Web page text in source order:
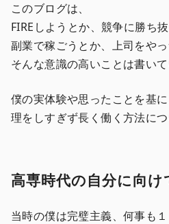
このブログは、
FIREしようとか、競争に勝ち抜
副業で稼ごうとか、上司をやっ
そんな意識の高いことは書いて
僕の実体験や思ったことを基
理をしすぎず長く働く方法につ
高専時代の自分に向
当時の僕は完璧主義、何事も